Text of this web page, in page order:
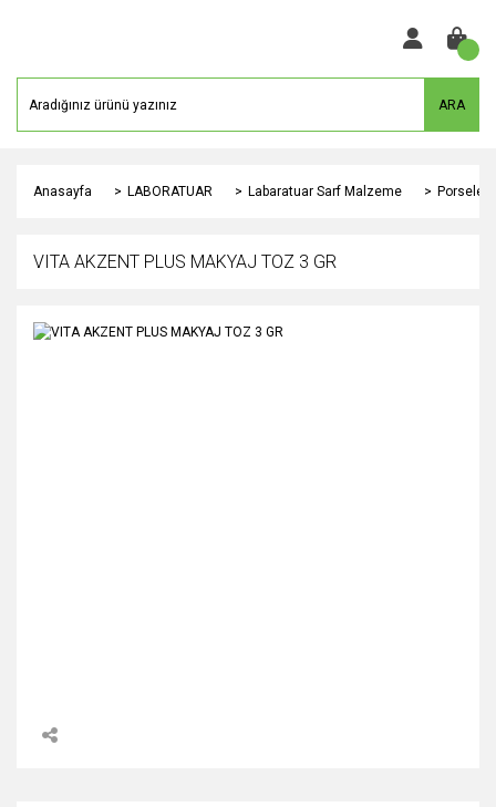
ARA
Anasayfa LABORATUAR Labaratuar Sarf Malzeme Porselen
VITA AKZENT PLUS MAKYAJ TOZ 3 GR